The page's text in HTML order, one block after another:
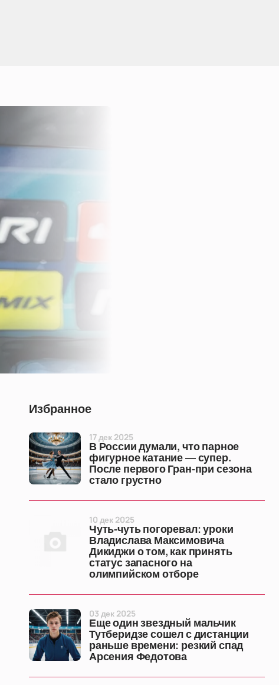
Избранное
В России думали, что парное
фигурное катание — супер.
После первого Гран-при сезона
стало грустно
17 дек 2025
Чуть-чуть погоревал: уроки
Владислава Максимовича
Дикиджи о том, как принять
статус запасного на
олимпийском отборе
10 дек 2025
Еще один звездный мальчик
Тутберидзе сошел с дистанции
раньше времени: резкий спад
Арсения Федотова
03 дек 2025